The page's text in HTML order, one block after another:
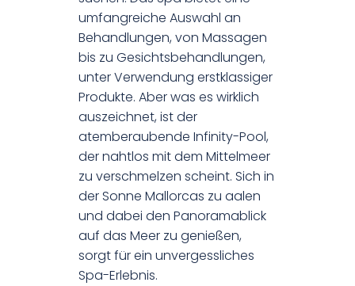
umfangreiche Auswahl an
Behandlungen, von Massagen
bis zu Gesichtsbehandlungen,
unter Verwendung erstklassiger
Produkte. Aber was es wirklich
auszeichnet, ist der
atemberaubende Infinity-Pool,
der nahtlos mit dem Mittelmeer
zu verschmelzen scheint. Sich in
der Sonne Mallorcas zu aalen
und dabei den Panoramablick
auf das Meer zu genießen,
sorgt für ein unvergessliches
Spa-Erlebnis.